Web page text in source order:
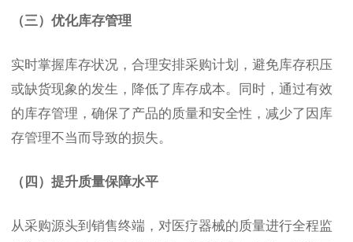
（三）优化库存管理
实时掌握库存状况，合理安排采购计划，避免库存积压
或缺货现象的发生，降低了库存成本。同时，通过有效
的库存管理，确保了产品的质量和安全性，减少了因库
存管理不当而导致的损失。
（四）提升质量保障水平
从采购源头到销售终端，对医疗器械的质量进行全程监